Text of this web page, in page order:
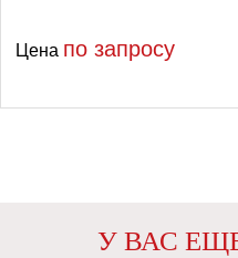
Цена по запросу
У ВАС